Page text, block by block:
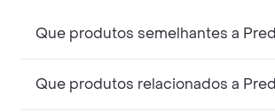
Que produtos semelhantes a
Que produtos relacionados a